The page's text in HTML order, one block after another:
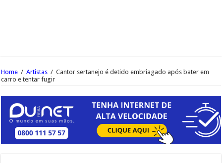
Home / Artistas / Cantor sertanejo é detido embriagado após bater em
carro e tentar fugir